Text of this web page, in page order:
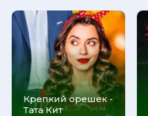
Крепкий орешек -
Тата Кит